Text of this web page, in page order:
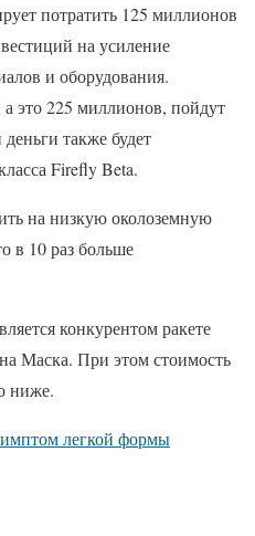
потратить 125 миллионов
на усиление
и оборудования.
это 225 миллионов, пойдут
также будет
Firefly Beta.
на низкую околоземную
в 10 раз больше
конкурентом ракете
Маска. При этом стоимость
ниже.
легкой формы